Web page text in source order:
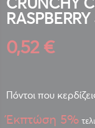
0,52 €
Πόντοι που
Έκπτώση 5%